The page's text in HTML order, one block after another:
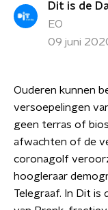
Dit is de
EO
09 juni
Ouderen kunnen
versoepelingen
geen terras of
afwachten of de
coronagolf
hoogleraar
Telegraaf. In Dit is